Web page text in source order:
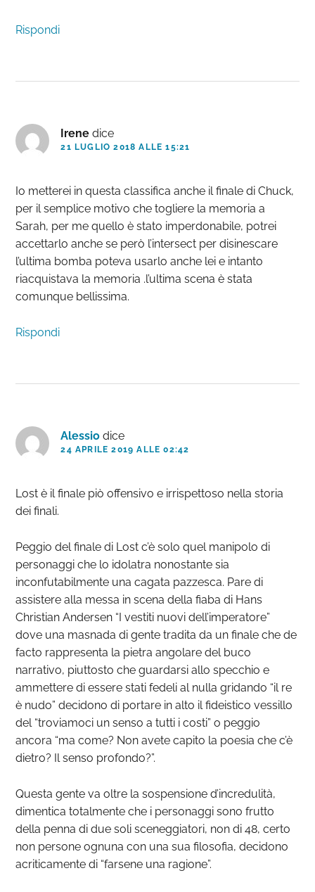
Rispondi
Irene dice
21 LUGLIO 2018 ALLE 15:21
Io metterei in questa classifica anche il finale di Chuck,
per il semplice motivo che togliere la memoria a
Sarah, per me quello è stato imperdonabile, potrei
accettarlo anche se però l’intersect per disinescare
l’ultima bomba poteva usarlo anche lei e intanto
riacquistava la memoria .l’ultima scena è stata
comunque bellissima.
Rispondi
Alessio dice
24 APRILE 2019 ALLE 02:42
Lost è il finale piò offensivo e irrispettoso nella storia
dei finali.
Peggio del finale di Lost c’è solo quel manipolo di
personaggi che lo idolatra nonostante sia
inconfutabilmente una cagata pazzesca. Pare di
assistere alla messa in scena della fiaba di Hans
Christian Andersen “I vestiti nuovi dell’imperatore”
dove una masnada di gente tradita da un finale che de
facto rappresenta la pietra angolare del buco
narrativo, piuttosto che guardarsi allo specchio e
ammettere di essere stati fedeli al nulla gridando “il re
è nudo” decidono di portare in alto il fideistico vessillo
del “troviamoci un senso a tutti i costi” o peggio
ancora “ma come? Non avete capito la poesia che c’è
dietro? Il senso profondo?”.
Questa gente va oltre la sospensione d’incredulità,
dimentica totalmente che i personaggi sono frutto
della penna di due soli sceneggiatori, non di 48, certo
non persone ognuna con una sua filosofia, decidono
acriticamente di “farsene una ragione”.